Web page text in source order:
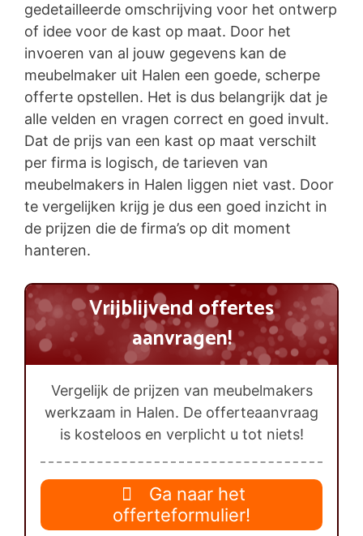
gedetailleerde omschrijving voor het ontwerp
of idee voor de kast op maat. Door het
invoeren van al jouw gegevens kan de
meubelmaker uit Halen een goede, scherpe
offerte opstellen. Het is dus belangrijk dat je
alle velden en vragen correct en goed invult.
Dat de prijs van een kast op maat verschilt
per firma is logisch, de tarieven van
meubelmakers in Halen liggen niet vast. Door
te vergelijken krijg je dus een goed inzicht in
de prijzen die de firma’s op dit moment
hanteren.
Vrijblijvend offertes
aanvragen!
Vergelijk de prijzen van meubelmakers
werkzaam in Halen. De offerteaanvraag
is kosteloos en verplicht u tot niets!
Ga naar het
offerteformulier!